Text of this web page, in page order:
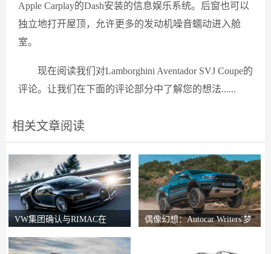
Apple Carplay的Dash安装的信息娱乐系统。后窗也可以
独立地打开屋顶，允许更多的发动机噪音蠕动进入舱
室。
现在阅读我们对Lamborghini Aventador SVJ Coupe的
评论。让我们在下面的评论部分中了解您的想法......
相关文章阅读
VW集团确认与RIMAC在
偶像幻想：Autocar Writers'梦